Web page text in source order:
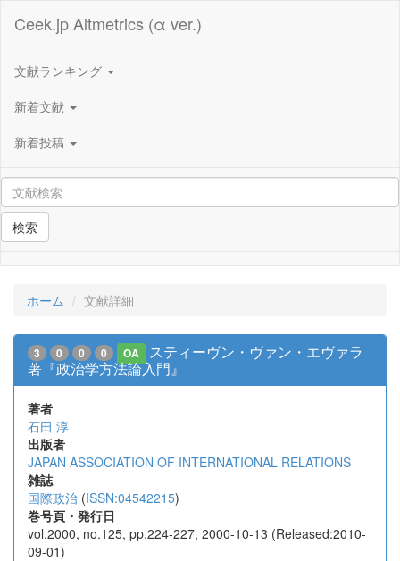
Ceek.jp Altmetrics (α ver.)
文献ランキング
新着文献
新着投稿
検索
ホーム 文献詳細
3 0 0 0 OA
スティーヴン・ヴァン・エヴァラ
著『政治学方法論入門』
著者
石田 淳
出版者
JAPAN ASSOCIATION OF INTERNATIONAL RELATIONS
雑誌
国際政治 (ISSN:04542215)
巻号頁・発行日
vol.2000, no.125, pp.224-227, 2000-10-13 (Released:2010-
09-01)